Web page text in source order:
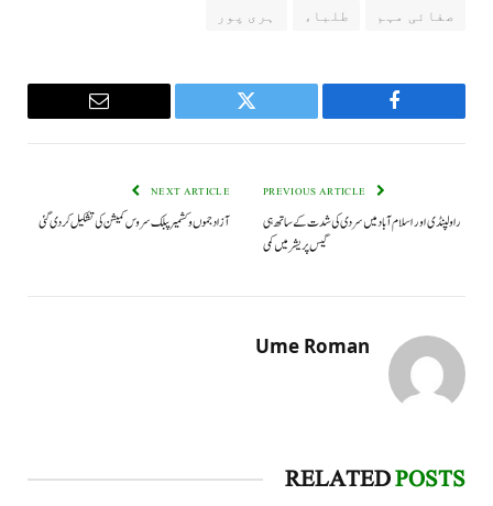
صفائی مہم
طلباء ہری پور
Facebook
Twitter
Email
راولپنڈی اور اسلام آباد میں سردی کی شدت کے ساتھ ہی
گیس پریشر میں کمی
NEXT ARTICLE
آزاد جموں و کشمیر پبلک سروس کمیشن کی تشکیل کر دی گئی
Ume Roman
RELATEDPOSTS